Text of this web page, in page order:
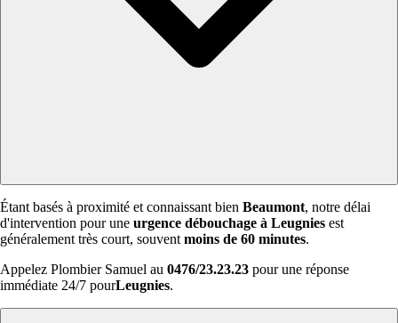
Étant basés à proximité et connaissant bien Beaumont, notre délai
d'intervention pour une urgence débouchage à Leugnies est
généralement très court, souvent moins de 60 minutes.
Appelez Plombier Samuel au 0476/23.23.23 pour une réponse
immédiate 24/7 pourLeugnies.